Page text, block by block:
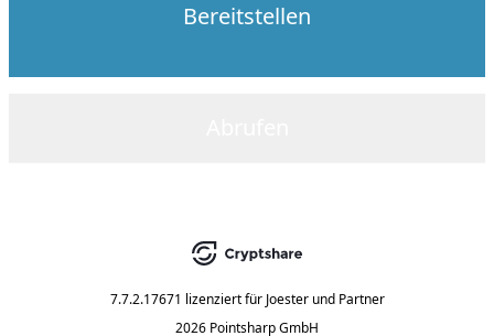
Bereitstellen
7.7.2.17671 lizenziert für Joester und Partner
2026 Pointsharp GmbH